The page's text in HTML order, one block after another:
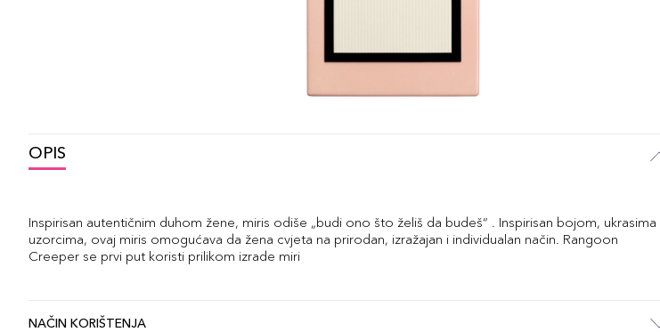
OPIS
Inspirisan autentičnim duhom žene, miris odiše „budi ono što želiš da budeš“ . Inspirisan bojom, ukrasima
uzorcima, ovaj miris omogućava da žena cvjeta na prirodan, izražajan i individualan način. Rangoon
Creeper se prvi put koristi prilikom izrade miri
NAČIN KORIŠTENJA